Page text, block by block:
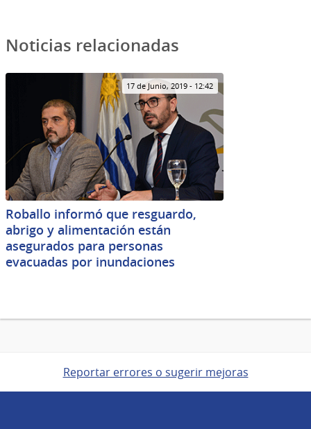
Noticias relacionadas
17 de Junio, 2019 - 12:42
Roballo informó que resguardo,
abrigo y alimentación están
asegurados para personas
evacuadas por inundaciones
Reportar errores o sugerir mejoras